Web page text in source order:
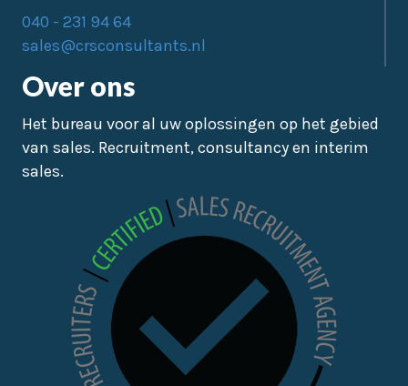
040 - 231 94 64
sales@crsconsultants.nl
Over ons
Het bureau voor al uw oplossingen op het gebied
van sales. Recruitment, consultancy en interim
sales.